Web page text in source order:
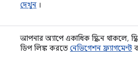
দেখুন ।
আপনার অ্যাপে একাধিক স্ক্রিন থাকলে,
ডিপ লিঙ্ক করতে নেভিগেশন ফ্র্যাগমেন্ট